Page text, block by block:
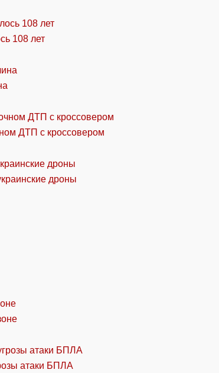
108 лет
ДТП с кроссовером
дроны
атаки БПЛА